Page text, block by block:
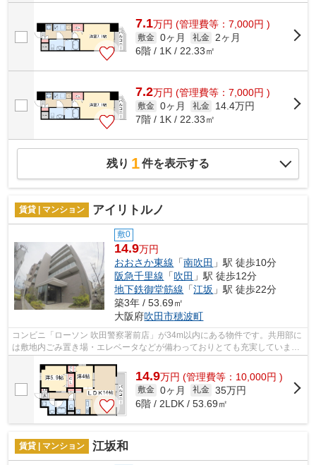
7.1万円 (管理費等：7,000円 )
敷金 0ヶ月 礼金
2ヶ月
6階 / 1K / 22.33㎡
7.2万円 (管理費等：7,000円 )
敷金 0ヶ月 礼金
14.4万円
7階 / 1K / 22.33㎡
残り 1件を表示する
賃貸 | マンション アイリトルノ
敷0
14.9万円
おおさか東線 「南吹田 」駅 徒歩10分
阪急千里線 「吹田 」駅 徒歩12分
地下鉄御堂筋線 「江坂 」駅 徒歩22分
築3年 / 53.69㎡
大阪府吹田市穂波町
コンビニ「ローソン 吹田警察署前店」が34m以内にある物件です。共用部に
は敷地内ごみ置き場・エレベータなどが備わっておりとても充実していま
14.9万円 (管理費等：10,000円 )
敷金 0ヶ月 礼金 35万円
6階 / 2LDK / 53.69㎡
賃貸 | マンション 江坂和